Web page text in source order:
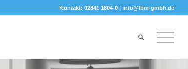
Kontakt: 02841 1804-0 |info@lbm-gmbh.de